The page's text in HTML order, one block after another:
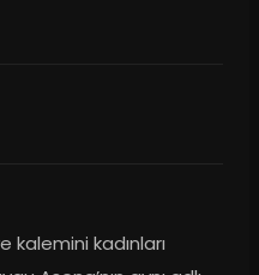
kalemini kadınları